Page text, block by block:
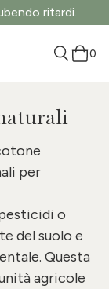
ritardi.
0
per
o
del suolo e
Questa
agricole